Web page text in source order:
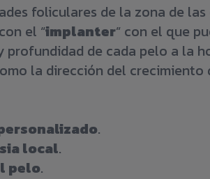
foliculares de la zona de las
el “implanter” con el que
de cada pelo a la
la dirección del crecimiento
.
local.
pelo.